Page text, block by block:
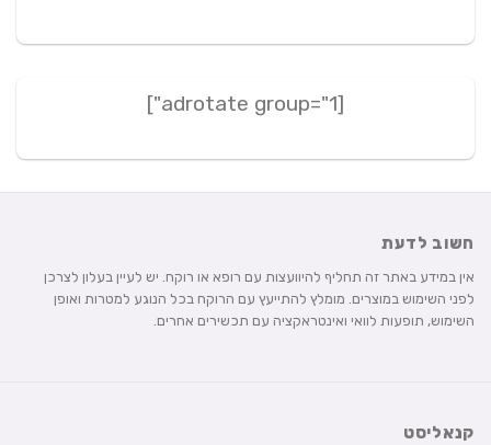
חשוב לדעת
אין במידע באתר זה תחליף להיוועצות עם רופא או רוקח. יש לעיין בעלון לצרכן
לפני השימוש במוצרים. מומלץ להתייעץ עם הרוקח בכל הנוגע למטרות ואופן
השימוש, תופעות לוואי ואינטראקציה עם תכשירים אחרים.
קנאליסט